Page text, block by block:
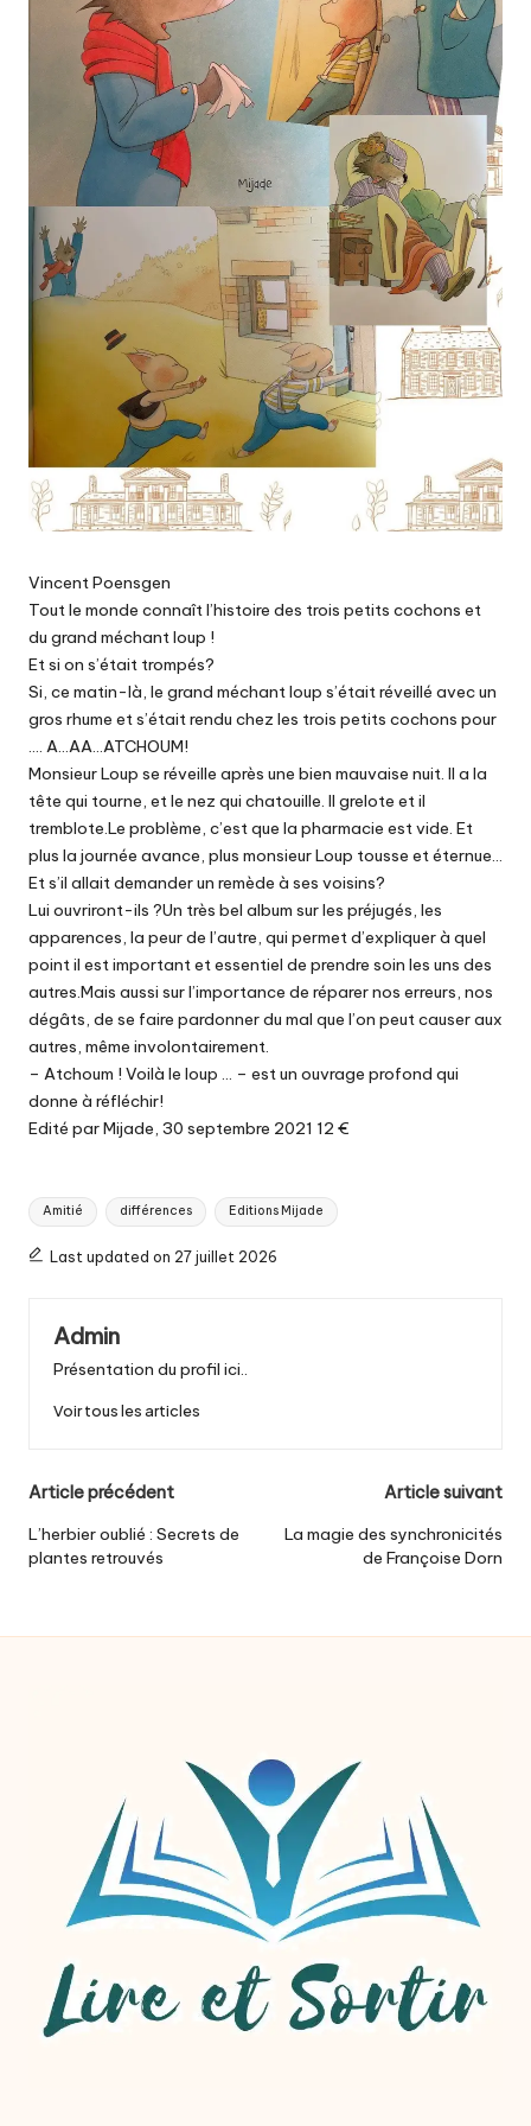
Vincent Poensgen
Tout le monde connaît l’histoire des trois petits cochons et
du grand méchant loup !
Et si on s’était trompés?
Si, ce matin-là, le grand méchant loup s’était réveillé avec un
gros rhume et s’était rendu chez les trois petits cochons pour
…. A…AA…ATCHOUM!
Monsieur Loup se réveille après une bien mauvaise nuit. Il a la
tête qui tourne, et le nez qui chatouille. Il grelote et il
tremblote.Le problème, c’est que la pharmacie est vide. Et
plus la journée avance, plus monsieur Loup tousse et éternue…
Et s’il allait demander un remède à ses voisins?
Lui ouvriront-ils ?Un très bel album sur les préjugés, les
apparences, la peur de l’autre, qui permet d’expliquer à quel
point il est important et essentiel de prendre soin les uns des
autres.Mais aussi sur l’importance de réparer nos erreurs, nos
dégâts, de se faire pardonner du mal que l’on peut causer aux
autres, même involontairement.
– Atchoum ! Voilà le loup … – est un ouvrage profond qui
donne à réfléchir!
Edité par Mijade, 30 septembre 2021 12 €
Tags:
Amitié différences Editions Mijade
Last updated on 27 juillet 2026
Admin
Présentation du profil ici..
Voir tous les articles
Post
navigation
Article précédent
L’herbier oublié : Secrets de
plantes retrouvés
Article suivant
La magie des synchronicités
de Françoise Dorn